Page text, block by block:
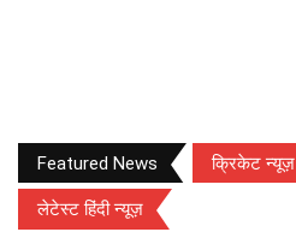
Featured News क्रिकेट न्यूज़
लेटेस्ट हिंदी न्यूज़